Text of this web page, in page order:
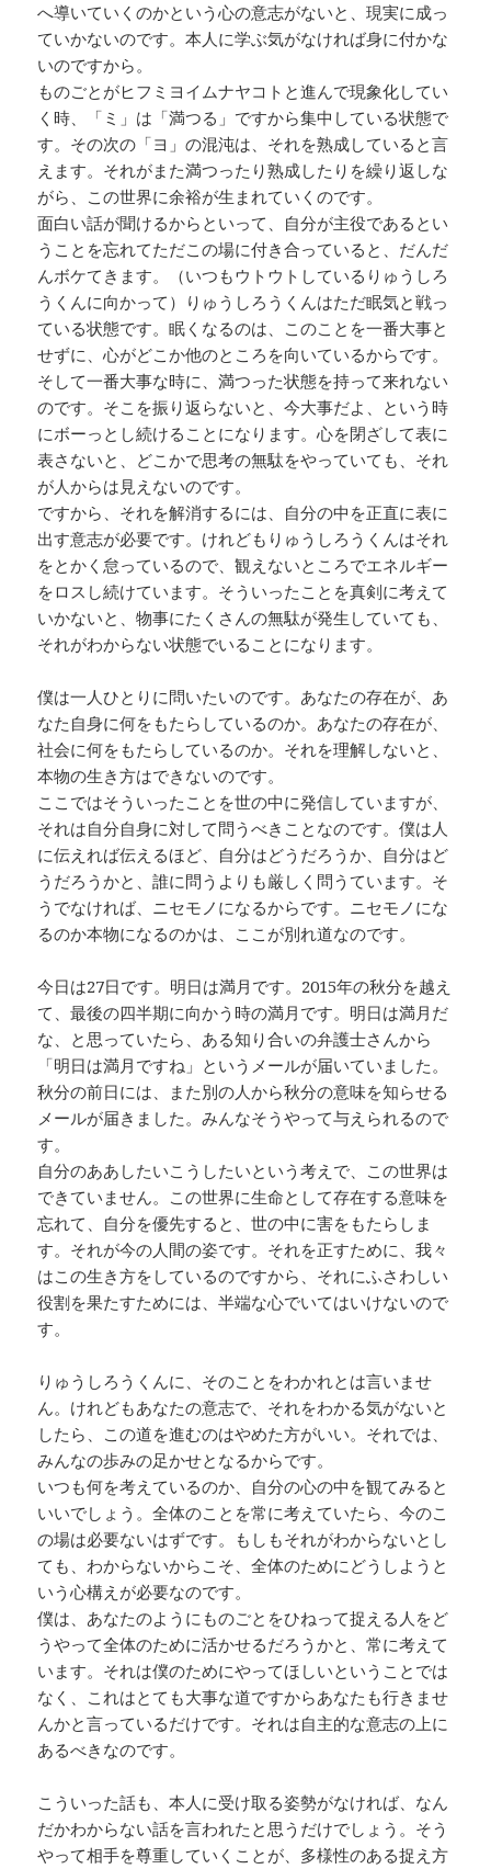
へ導いていくのかという心の意志がないと、現実に成っ
ていかないのです。本人に学ぶ気がなければ身に付かな
いのですから。
ものごとがヒフミヨイムナヤコトと進んで現象化してい
く時、「ミ」は「満つる」ですから集中している状態で
す。その次の「ヨ」の混沌は、それを熟成していると言
えます。それがまた満つったり熟成したりを繰り返しな
がら、この世界に余裕が生まれていくのです。
面白い話が聞けるからといって、自分が主役であるとい
うことを忘れてただこの場に付き合っていると、だんだ
んボケてきます。（いつもウトウトしているりゅうしろ
うくんに向かって）りゅうしろうくんはただ眠気と戦っ
ている状態です。眠くなるのは、このことを一番大事と
せずに、心がどこか他のところを向いているからです。
そして一番大事な時に、満つった状態を持って来れない
のです。そこを振り返らないと、今大事だよ、という時
にボーっとし続けることになります。心を閉ざして表に
表さないと、どこかで思考の無駄をやっていても、それ
が人からは見えないのです。
ですから、それを解消するには、自分の中を正直に表に
出す意志が必要です。けれどもりゅうしろうくんはそれ
をとかく怠っているので、観えないところでエネルギー
をロスし続けています。そういったことを真剣に考えて
いかないと、物事にたくさんの無駄が発生していても、
それがわからない状態でいることになります。
僕は一人ひとりに問いたいのです。あなたの存在が、あ
なた自身に何をもたらしているのか。あなたの存在が、
社会に何をもたらしているのか。それを理解しないと、
本物の生き方はできないのです。
ここではそういったことを世の中に発信していますが、
それは自分自身に対して問うべきことなのです。僕は人
に伝えれば伝えるほど、自分はどうだろうか、自分はど
うだろうかと、誰に問うよりも厳しく問うています。そ
うでなければ、ニセモノになるからです。ニセモノにな
るのか本物になるのかは、ここが別れ道なのです。
今日は27日です。明日は満月です。2015年の秋分を越え
て、最後の四半期に向かう時の満月です。明日は満月だ
な、と思っていたら、ある知り合いの弁護士さんから
「明日は満月ですね」というメールが届いていました。
秋分の前日には、また別の人から秋分の意味を知らせる
メールが届きました。みんなそうやって与えられるので
す。
自分のああしたいこうしたいという考えで、この世界は
できていません。この世界に生命として存在する意味を
忘れて、自分を優先すると、世の中に害をもたらしま
す。それが今の人間の姿です。それを正すために、我々
はこの生き方をしているのですから、それにふさわしい
役割を果たすためには、半端な心でいてはいけないので
す。
りゅうしろうくんに、そのことをわかれとは言いませ
ん。けれどもあなたの意志で、それをわかる気がないと
したら、この道を進むのはやめた方がいい。それでは、
みんなの歩みの足かせとなるからです。
いつも何を考えているのか、自分の心の中を観てみると
いいでしょう。全体のことを常に考えていたら、今のこ
の場は必要ないはずです。もしもそれがわからないとし
ても、わからないからこそ、全体のためにどうしようと
いう心構えが必要なのです。
僕は、あなたのようにものごとをひねって捉える人をど
うやって全体のために活かせるだろうかと、常に考えて
います。それは僕のためにやってほしいということでは
なく、これはとても大事な道ですからあなたも行きませ
んかと言っているだけです。それは自主的な意志の上に
あるべきなのです。
こういった話も、本人に受け取る姿勢がなければ、なん
だかわからない話を言われたと思うだけでしょう。そう
やって相手を尊重していくことが、多様性のある捉え方